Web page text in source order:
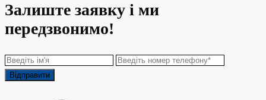
Залиште заявку і ми
передзвонимо!
Відправити